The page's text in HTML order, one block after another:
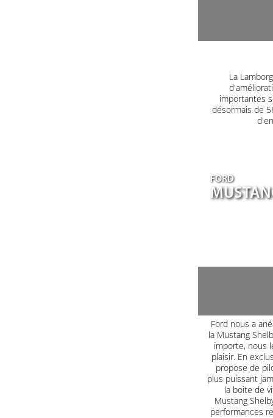
La
importantes
désormais de
FORD
Ford nous a
la Mustang
importe, nous
plaisir. En
propose de
plus puissant
la boite de
Mustang
performances